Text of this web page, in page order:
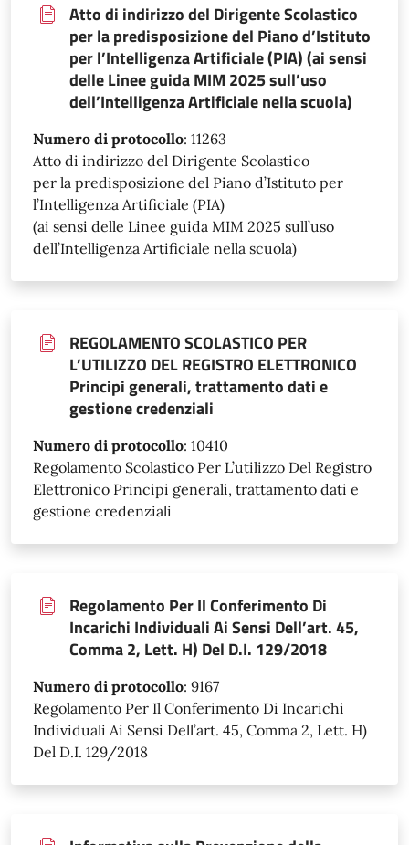
Atto di indirizzo del Dirigente Scolastico
per la predisposizione del Piano d’Istituto
per l’Intelligenza Artificiale (PIA) (ai sensi
delle Linee guida MIM 2025 sull’uso
dell’Intelligenza Artificiale nella scuola)
Numero di protocollo: 11263
Atto di indirizzo del Dirigente Scolastico
per la predisposizione del Piano d’Istituto per
l’Intelligenza Artificiale (PIA)
(ai sensi delle Linee guida MIM 2025 sull’uso
dell’Intelligenza Artificiale nella scuola)
REGOLAMENTO SCOLASTICO PER
L’UTILIZZO DEL REGISTRO ELETTRONICO
Principi generali, trattamento dati e
gestione credenziali
Numero di protocollo: 10410
Regolamento Scolastico Per L’utilizzo Del Registro
Elettronico Principi generali, trattamento dati e
gestione credenziali
Regolamento Per Il Conferimento Di
Incarichi Individuali Ai Sensi Dell’art. 45,
Comma 2, Lett. H) Del D.I. 129/2018
Numero di protocollo: 9167
Regolamento Per Il Conferimento Di Incarichi
Individuali Ai Sensi Dell’art. 45, Comma 2, Lett. H)
Del D.I. 129/2018